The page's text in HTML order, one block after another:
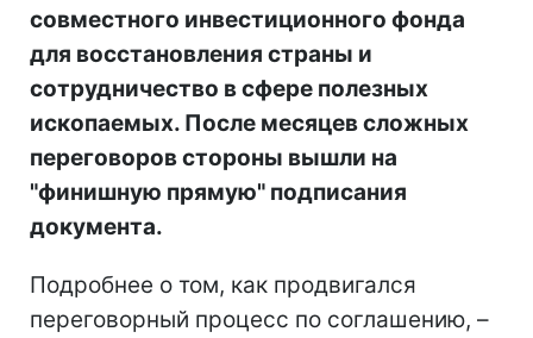
совместного инвестиционного фонда
для восстановления страны и
сотрудничество в сфере полезных
ископаемых. После месяцев сложных
переговоров стороны вышли на
"финишную прямую" подписания
документа.
Подробнее о том, как продвигался
переговорный процесс по соглашению, –